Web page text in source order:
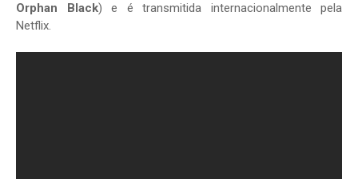
Orphan Black) e é transmitida internacionalmente pela
Netflix.